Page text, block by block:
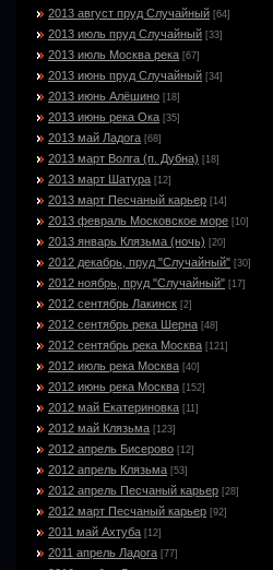
2013 август пруд Случайный [64]
2013 июль пруд Случайный [33]
2013 июль Москва река [67]
2013 июнь пруд Случайный [34]
2013 июнь Алёшино [18]
2013 июнь река Ока [35]
2013 май Ладога [68]
2013 март Волга (п. Дубна) [18]
2013 март Шатура [12]
2013 март Песчаный карьер [14]
2013 февраль Московское море [10]
2013 январь Клязьма (ночь) [20]
2012 декабрь, пруд "Случайный" [30]
2012 ноябрь, пруд "Случайный" [17]
2012 сентябрь Лакинск [2]
2012 сентябрь река Шерна [48]
2012 сентябрь река Москва [121]
2012 июль река Москва [40]
2012 июнь река Москва [152]
2012 май Екатериновка [11]
2012 май Клязьма [123]
2012 апрель Бисерово [12]
2012 апрель Клязьма [53]
2012 апрель Песчаный карьер [28]
2012 март Песчаный карьер [92]
2011 май Ахтуба [12]
2011 апрель Ладога [77]